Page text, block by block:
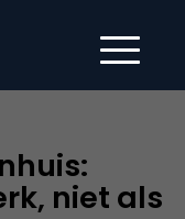
niet als